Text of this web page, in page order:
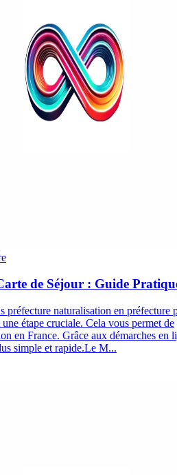
de Séjour : Guide
préfecture naturalisation en préfecture
étape cruciale. Cela vous permet de
en France. Grâce aux démarches en
simple et rapide.Le M...